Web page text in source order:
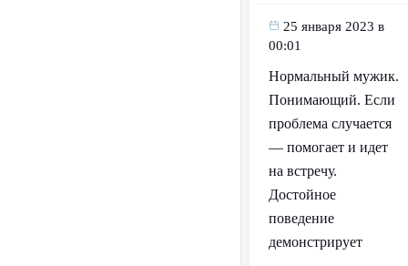
25 января 2023 в
00:01
Нормальный мужик.
Понимающий. Если
проблема случается
— помогает и идет
на встречу.
Достойное
поведение
демонстрирует